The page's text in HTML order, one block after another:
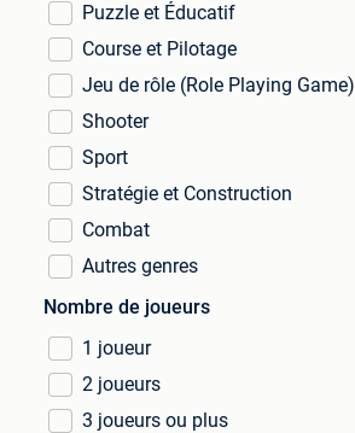
Puzzle et Éducatif
Course et Pilotage
Jeu de rôle (Role Playing Game)
Shooter
Sport
Stratégie et Construction
Combat
Autres genres
Nombre de joueurs
1 joueur
2 joueurs
3 joueurs ou plus